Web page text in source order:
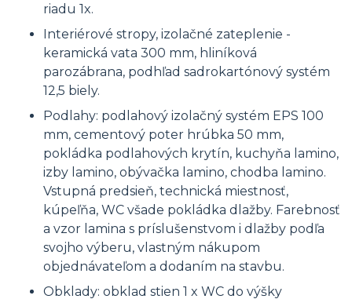
riadu 1x.
Interiérové stropy, izolačné zateplenie -
keramická vata 300 mm, hliníková
parozábrana, podhľad sadrokartónový systém
12,5 biely.
Podlahy: podlahový izolačný systém EPS 100
mm, cementový poter hrúbka 50 mm,
pokládka podlahových krytín, kuchyňa lamino,
izby lamino, obývačka lamino, chodba lamino.
Vstupná predsieň, technická miestnosť,
kúpeľňa, WC všade pokládka dlažby. Farebnosť
a vzor lamina s príslušenstvom i dlažby podľa
svojho výberu, vlastným nákupom
objednávateľom a dodaním na stavbu.
Obklady: obklad stien 1 x WC do výšky